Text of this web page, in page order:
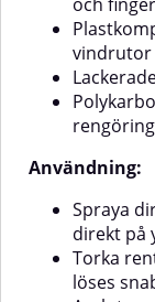
gärna ett pH-
för att avsluta
Polera och försegla
risk för
Varningar / Tänk påEj
galvaniserade ytor
träEndast för
inte på heta
kompatibilitet
vindrutor
Användning:
Spraya
direkt på
Torka
löses